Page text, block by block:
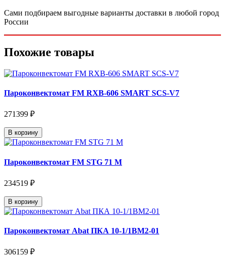
Сами подбираем выгодные варианты доставки в любой город
России
Похожие товары
Пароконвектомат FM RXB-606 SMART SCS-V7
271399 ₽
В корзину
Пароконвектомат FM STG 71 M
234519 ₽
В корзину
Пароконвектомат Abat ПКА 10-1/1ВМ2-01
306159 ₽